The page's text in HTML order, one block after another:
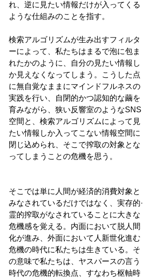
れ、逆に見たい情報だけが入ってくる
ような仕組みのことを指す。
検索アルゴリズムが生み出すフィルタ
ーによって、私たちはまるで泡に包ま
れたかのように、自分の見たい情報し
か見えなくなってしまう。こうした点
に無自覚なままにマインドフルネスの
実践を行い、自閉的かつ認知的な繭を
育みながら、狭い反響室のようなSNS
空間と、検索アルゴリズムによって見
たい情報しか入ってこない情報空間に
閉じ込められ、そこで搾取の対象とな
ってしまうことの危機を思う。
そこでは単に人間が経済的消費対象と
みなされているだけではなく、実存的·
霊的搾取がなされていることに大きな
危機感を覚える。内面において脱人間
化が進み、外面において人新世化進む
危機の時代に私たちは生きている。そ
の意味で私たちは、ヤスパースの言う
時代の危機的転換点、すなわち枢軸時